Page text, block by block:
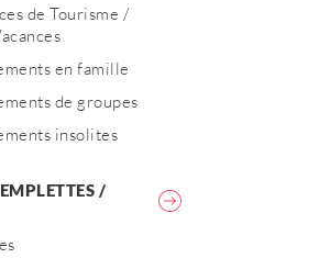
de Tourisme /
en famille
de groupes
insolites
/